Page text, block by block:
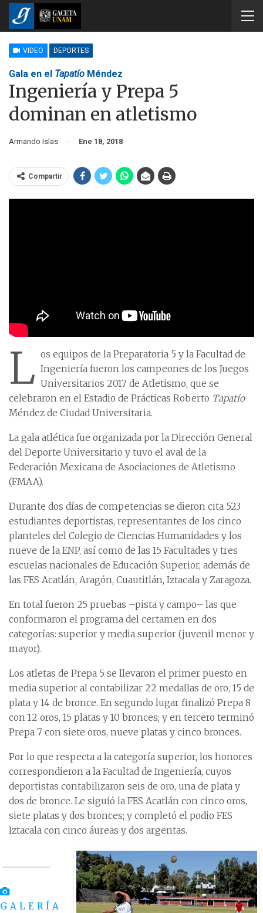
VIDEO DEPORTES
Gala en el Tapatío Méndez
Ingeniería y Prepa 5
dominan en atletismo
Armando Islas Ene 18, 2018
Compartir
L os equipos de la Preparatoria 5 y la Facultad de
Ingeniería fueron los campeones de los Juegos
Universitarios 2017 de Atletismo, que se
celebraron en el Estadio de Prácticas Roberto Tapatío
Méndez de Ciudad Universitaria.
La gala atlética fue organizada por la Dirección General
del Deporte Universitario y tuvo el aval de la
Federación Mexicana de Asociaciones de Atletismo
(FMAA).
Durante dos días de competencias se dieron cita 523
estudiantes deportistas, representantes de los cinco
planteles del Colegio de Ciencias Humanidades y los
nueve de la ENP, así como de las 15 Facultades y tres
escuelas nacionales de Educación Superior, además de
las FES Acatlán, Aragón, Cuautitlán, Iztacala y Zaragoza.
En total fueron 25 pruebas –pista y campo– las que
conformaron el programa del certamen en dos
categorías: superior y media superior (juvenil menor y
mayor).
Los atletas de Prepa 5 se llevaron el primer puesto en
media superior al contabilizar 22 medallas de oro, 15 de
plata y 14 de bronce. En segundo lugar finalizó Prepa 8
con 12 oros, 15 platas y 10 bronces; y en tercero terminó
Prepa 7 con siete oros, nueve platas y cinco bronces.
Por lo que respecta a la categoría superior, los honores
correspondieron a la Facultad de Ingeniería, cuyos
deportistas contabilizaron seis de oro, una de plata y
dos de bronce. Le siguió la FES Acatlán con cinco oros,
siete platas y dos bronces; y completó el podio FES
Iztacala con cinco áureas y dos argentas.
GALERÍA